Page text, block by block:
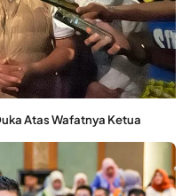
Atas Wafatnya Ketua